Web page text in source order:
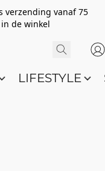
verzending vanaf 75
de winkel
LIFESTYLE